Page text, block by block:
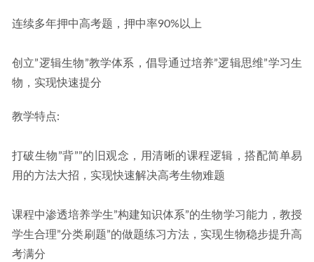
连续多年押中高考题，押中率90%以上
创立”逻辑生物”教学体系，倡导通过培养”逻辑思维”学习生
物，实现快速提分
教学特点:
打破生物”背””的旧观念，用清晰的课程逻辑，搭配简单易
用的方法大招，实现快速解决高考生物难题
课程中渗透培养学生”构建知识体系”的生物学习能力，教授
学生合理”分类刷题”的做题练习方法，实现生物稳步提升高
考满分